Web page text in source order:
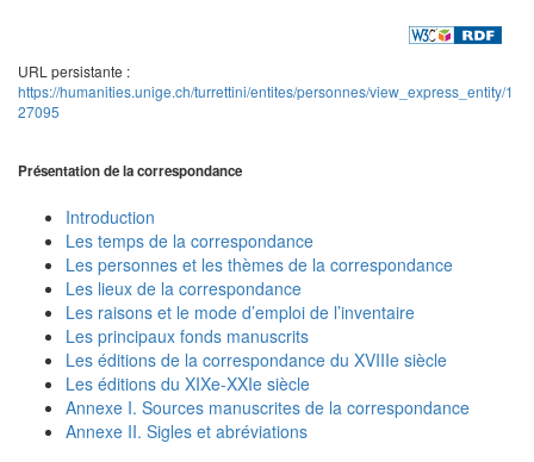
URL persistante :
https://humanities.unige.ch/turrettini/entites/personnes/view_express_entity/1
27095
Présentation de la correspondance
Introduction
Les temps de la correspondance
Les personnes et les thèmes de la correspondance
Les lieux de la correspondance
Les raisons et le mode d’emploi de l’inventaire
Les principaux fonds manuscrits
Les éditions de la correspondance du XVIIIe siècle
Les éditions du XIXe-XXIe siècle
Annexe I. Sources manuscrites de la correspondance
Annexe II. Sigles et abréviations